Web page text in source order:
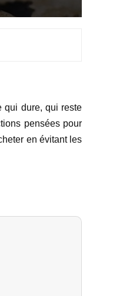
qui dure, qui reste
pensées pour
en évitant les